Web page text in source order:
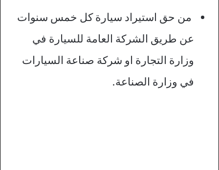
من حق استيراد سيارة كل خمس سنوات
عن طريق الشركة العامة للسيارة في
وزارة التجارة او شركة صناعة السيارات
في وزارة الصناعة.